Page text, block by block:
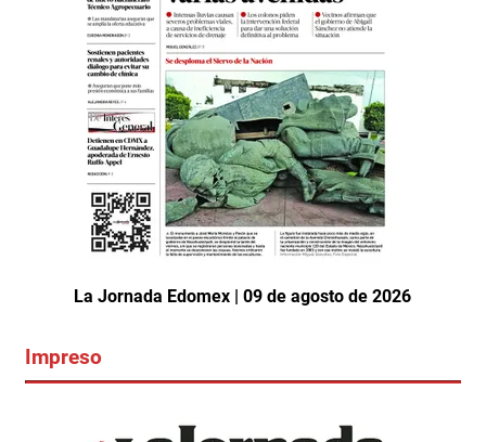
La Jornada Edomex | 09 de agosto de 2026
Impreso